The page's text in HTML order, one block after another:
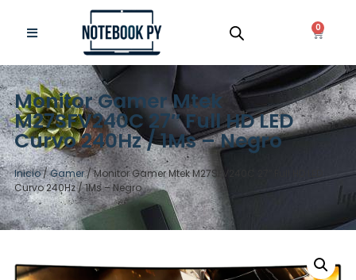
0
Monitor Gamer Mtek
M27SFV240C 27″ Full HD LED
Curvo 240Hz / 1Ms – Negro
Inicio/Gamer/ Monitor Gamer Mtek M27SFV240C 27″ Full HD LED
Curvo 240Hz / 1Ms – Negro